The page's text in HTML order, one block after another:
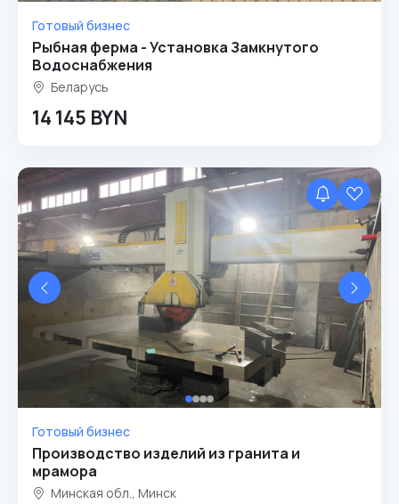
Готовый бизнес
Рыбная ферма - Установка Замкнутого
Водоснабжения
Беларусь
14 145 BYN
Готовый бизнес
Производство изделий из гранита и
мрамора
Минская обл., Минск